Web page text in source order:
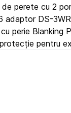
de perete cu 2
adaptor DS-
perie Blanking
pentru